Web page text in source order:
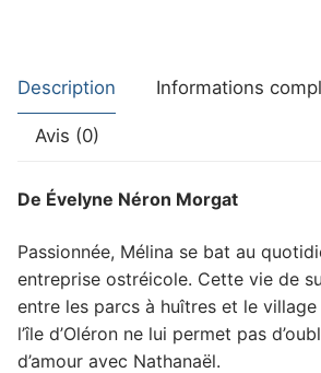
Description Informations
Avis (0)
De Évelyne Néron Morgat
Passionnée, Mélina se bat au
entreprise ostréicole. Cette vie de
entre les parcs à huîtres et le
l’île d’Oléron ne lui permet pas
d’amour avec Nathanaël.